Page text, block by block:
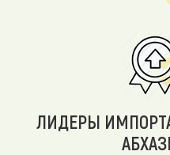
ЛИДЕРЫ